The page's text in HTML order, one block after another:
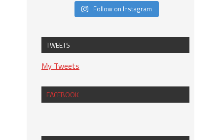
Follow on Instagram
TWEETS
My Tweets
FACEBOOK